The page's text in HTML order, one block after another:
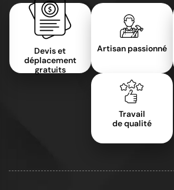
Devis et
déplacement
gratuits
Artisan passionné
Travail
de qualité